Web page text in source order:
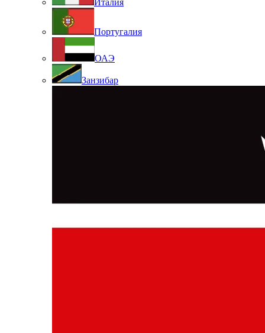
Италия
Португалия
ОАЭ
Занзибар